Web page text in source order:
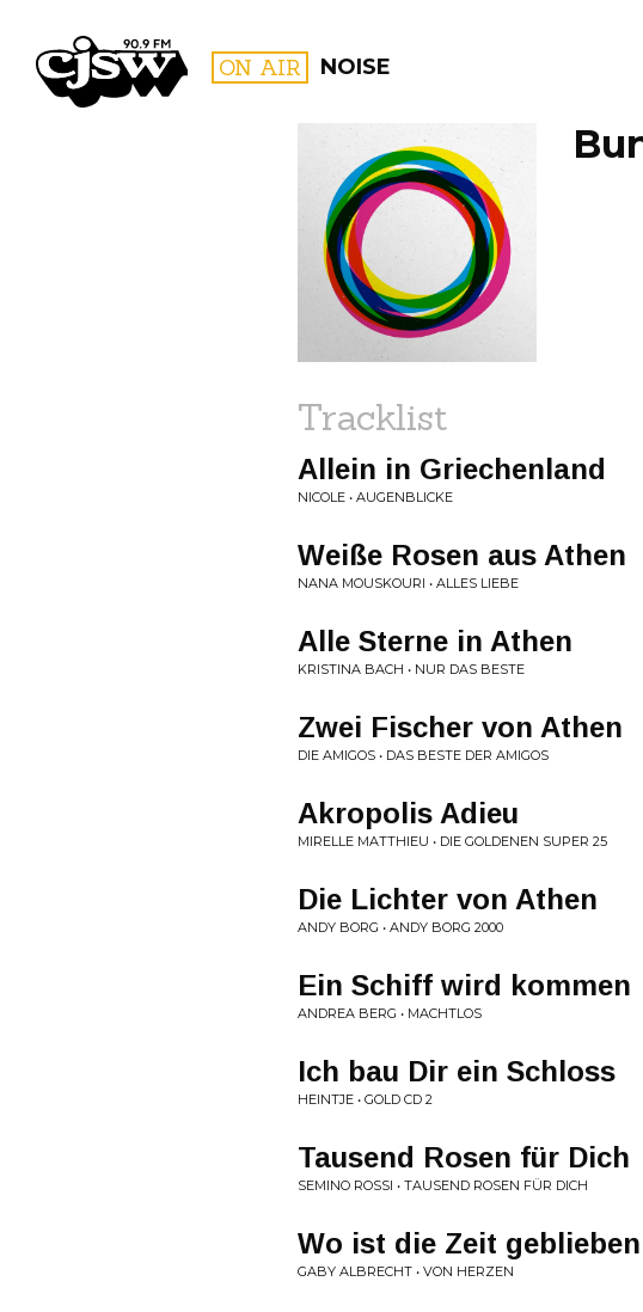
CJSW ON AIR NOISE
FILTER BY:
PROGRAMS
Tracklist
Allein in Griechenland
NICOLE • AUGENBLICKE
Weiße Rosen aus Athen
NANA MOUSKOURI • ALLES LIEBE
Alle Sterne in Athen
KRISTINA BACH • NUR DAS BESTE
Zwei Fischer von Athen
DIE AMIGOS • DAS BESTE DER AMIGOS
Akropolis Adieu
MIRELLE MATTHIEU • DIE GOLDENEN SUPER 25
Die Lichter von Athen
ANDY BORG • ANDY BORG 2000
Ein Schiff wird kommen
ANDREA BERG • MACHTLOS
Ich bau Dir ein Schloss
HEINTJE • GOLD CD 2
Tausend Rosen für Dich
SEMINO ROSSI • TAUSEND ROSEN FÜR DICH
Wo ist die Zeit geblieben
GABY ALBRECHT • VON HERZEN